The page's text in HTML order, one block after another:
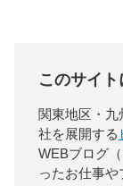
このサイ
関東地区・九
社を展開する
WEBブログ
ったお仕事